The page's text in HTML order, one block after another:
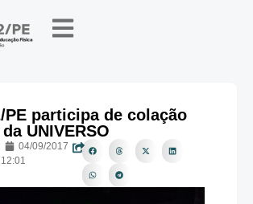
PE participa de colação
UNIVERSO
04/09/2017
12:01